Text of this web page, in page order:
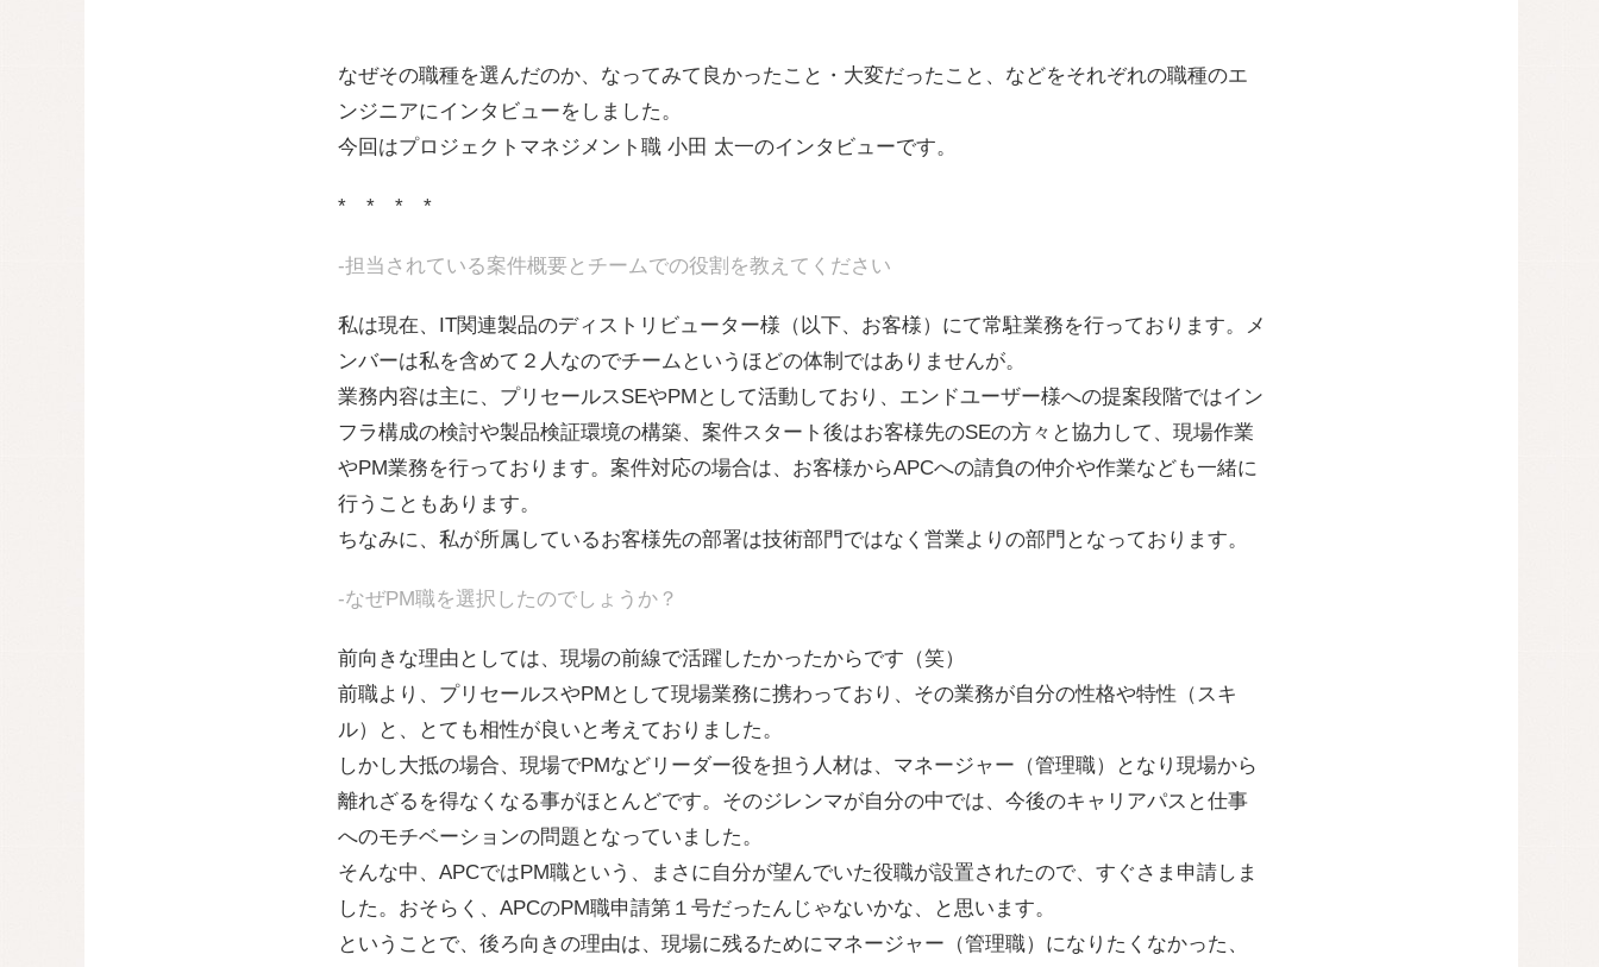
なぜその職種を選んだのか、なってみて良かったこと・大変だったこと、などをそれぞれの職種のエ
ンジニアにインタビューをしました。
今回はプロジェクトマネジメント職 小田 太一のインタビューです。
* * * *
-担当されている案件概要とチームでの役割を教えてください
私は現在、IT関連製品のディストリビューター様（以下、お客様）にて常駐業務を行っております。メ
ンバーは私を含めて２人なのでチームというほどの体制ではありませんが。
業務内容は主に、プリセールスSEやPMとして活動しており、エンドユーザー様への提案段階ではイン
フラ構成の検討や製品検証環境の構築、案件スタート後はお客様先のSEの方々と協力して、現場作業
やPM業務を行っております。案件対応の場合は、お客様からAPCへの請負の仲介や作業なども一緒に
行うこともあります。
ちなみに、私が所属しているお客様先の部署は技術部門ではなく営業よりの部門となっております。
-なぜPM職を選択したのでしょうか？
前向きな理由としては、現場の前線で活躍したかったからです（笑）
前職より、プリセールスやPMとして現場業務に携わっており、その業務が自分の性格や特性（スキ
ル）と、とても相性が良いと考えておりました。
しかし大抵の場合、現場でPMなどリーダー役を担う人材は、マネージャー（管理職）となり現場から
離れざるを得なくなる事がほとんどです。そのジレンマが自分の中では、今後のキャリアパスと仕事
へのモチベーションの問題となっていました。
そんな中、APCではPM職という、まさに自分が望んでいた役職が設置されたので、すぐさま申請しま
した。おそらく、APCのPM職申請第１号だったんじゃないかな、と思います。
ということで、後ろ向きの理由は、現場に残るためにマネージャー（管理職）になりたくなかった、